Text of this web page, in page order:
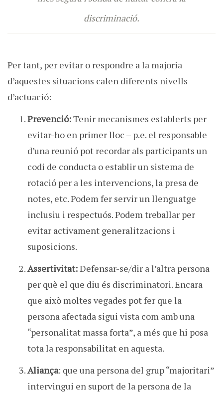
discriminació.
Per tant, per evitar o respondre a la majoria
d’aquestes situacions calen diferents nivells
d’actuació:
Prevenció:Tenir mecanismes establerts per
evitar-ho en primer lloc – p.e. el responsable
d’una reunió pot recordar als participants un
codi de conducta o establir un sistema de
rotació per a les intervencions, la presa de
notes, etc. Podem fer servir un llenguatge
inclusiu i respectuós. Podem treballar per
evitar activament generalitzacions i
suposicions.
Assertivitat:Defensar-se/dir a l’altra persona
per què el que diu és discriminatori. Encara
que això moltes vegades pot fer que la
persona afectada sigui vista com amb una
“personalitat massa forta”, a més que hi posa
tota la responsabilitat en aquesta.
Aliança: que una persona del grup “majoritari”
intervingui en suport de la persona de la